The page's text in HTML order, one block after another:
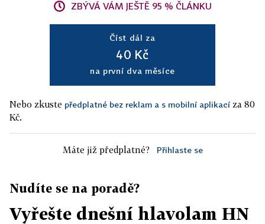
ZBÝVÁ VÁM JEŠTĚ 95 % ČLÁNKU
Číst dál za
40 Kč
na první dva měsíce
Nebo zkuste předplatné bez reklam a s mobilní aplikací za 80
Kč.
Máte již předplatné? Přihlaste se
Nudíte se na poradě?
Vyřešte dnešní hlavolam HN